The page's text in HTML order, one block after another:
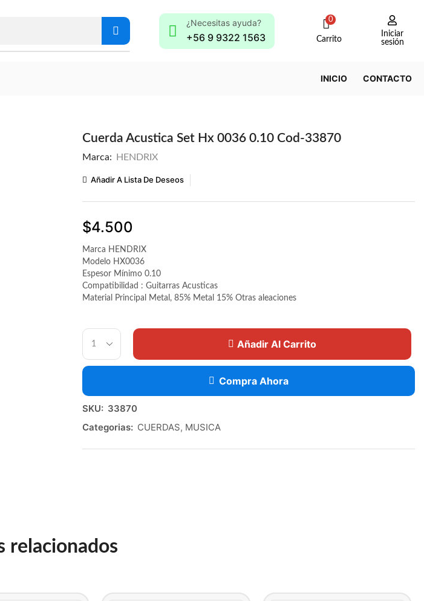
¿Necesitas ayuda?
+56 9 9322 1563
0
Carrito
Iniciar
sesión
INICIO CONTACTO
Cuerda Acustica Set Hx 0036 0.10 Cod-33870
Marca: HENDRIX
Añadir A Lista De Deseos
$4.500
Marca HENDRIX
Modelo HX0036
Espesor Mínimo 0.10
Compatibilidad : Guitarras Acusticas
Material Principal Metal, 85% Metal 15% Otras aleaciones
Añadir Al Carrito
Compra Ahora
SKU: 33870
Categorias: CUERDAS, MUSICA
relacionados